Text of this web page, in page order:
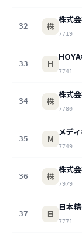
32 株
株式
7719
33 H
7741
34 株
株式
7780
35 M
メデ
7749
36 株
株式
7979
37 日
日本
7771